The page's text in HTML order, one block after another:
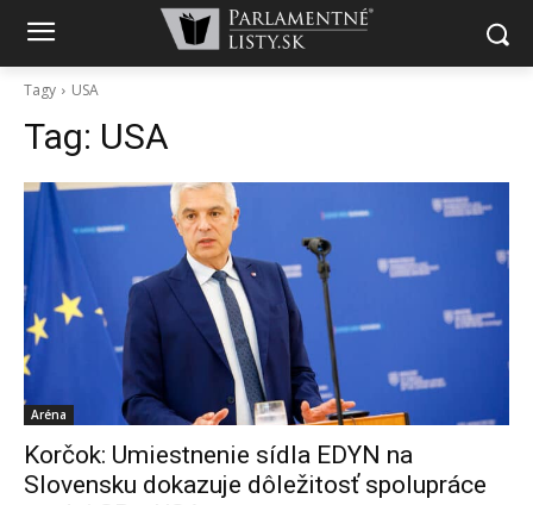
Tagy USA
Tag: USA
Aréna
Korčok: Umiestnenie sídla EDYN na
Slovensku dokazuje dôležitosť spolupráce